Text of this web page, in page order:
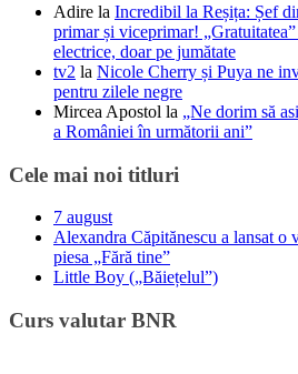
Adire la Incredibil la Reșița: Șef
primar și viceprimar!
electrice, doar pe jumătate
tv2 la Nicole Cherry și Puya ne
pentru zilele negre
Mircea Apostol la „Ne dorim să
a României în următorii ani”
Cele mai noi titluri
7 august
Alexandra Căpitănescu a lansat o
piesa „Fără tine”
Little Boy („Băiețelul”)
Curs valutar BNR